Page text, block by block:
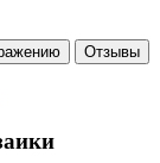
Отзывы